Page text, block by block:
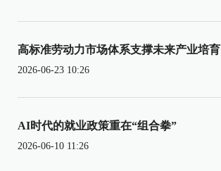
高标准劳动力市场体系支撑未来产业培育
2026-06-23 10:26
AI时代的就业政策重在“组合拳”
2026-06-10 11:26